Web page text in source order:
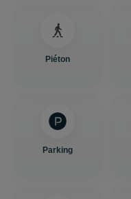
Piéton
Parking